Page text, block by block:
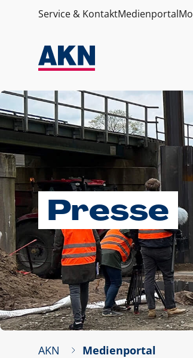
Service & KontaktMedienportal
Presse
AKN Medienportal